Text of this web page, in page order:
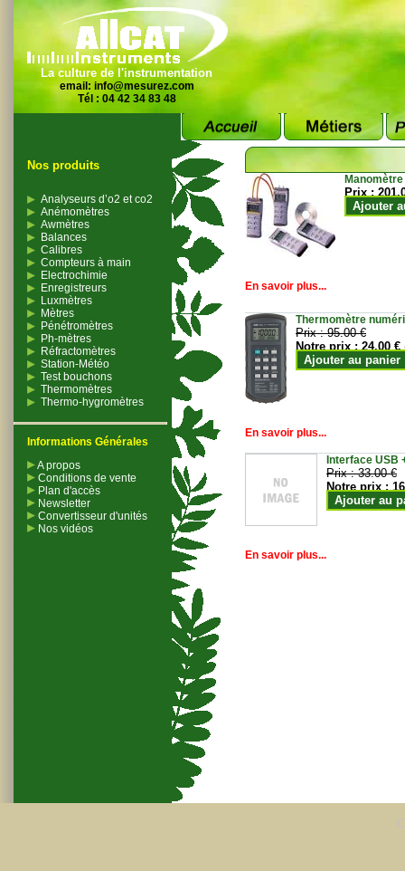
La culture de l'instrumentation
email: info@mesurez.com
Tél : 04 42 34 83 48
Nos produits
Analyseurs d’o2 et co2
Anémomètres
Awmètres
Balances
Calibres
Compteurs à main
Electrochimie
Enregistreurs
Luxmètres
Mètres
Pénétromètres
Ph-mètres
Réfractomètres
Station-Météo
Test bouchons
Thermomètres
Thermo-hygromètres
Informations Générales
A propos
Conditions de vente
Plan d'accès
Newsletter
Convertisseur d'unités
Nos vidéos
Prix :
Ajouter
En savoir plus...
Thermomètre
Prix :95.00 €
Notre prix :24.00 €
Ajouter au panier
En savoir plus...
Interface USB
Prix :33.00 €
Notre prix :
Ajouter au
En savoir plus...